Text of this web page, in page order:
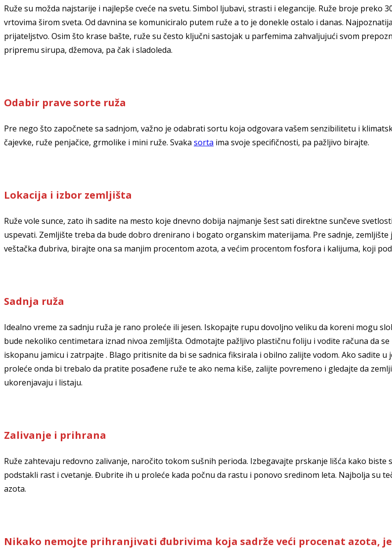
Ruže su možda najstarije i najlepše cveće na svetu. Simbol ljubavi, strasti i elegancije. Ruže broje
vrtovima širom sveta. Od davnina se komuniciralo putem ruže a to je donekle ostalo i danas.
prijateljstvo. Osim što krase bašte, ruže su često ključni sastojak u parfemima zahvaljujući svom
pripremu sirupa, džemova, pa čak i sladoleda.
Odabir prave sorte ruža
Pre nego što započnete sa sadnjom, važno je odabrati sortu koja odgovara vašem senzibilitetu i
čajevke, ruže penjačice, grmolike i mini ruže. Svaka sorta ima svoje specifičnosti, pa pažljivo birajte.
Lokacija i izbor zemljišta
Ruže vole sunce, zato ih sadite na mesto koje dnevno dobija najmanje šest sati direktne sunčeve
uspevati. Zemljište treba da bude dobro drenirano i bogato organskim materijama. Pre sadnje,
veštačka đubriva, birajte ona sa manjim procentom azota, a većim procentom fosfora i kalijuma, koji
Sadnja ruža
Idealno vreme za sadnju ruža je rano proleće ili jesen. Iskopajte rupu dovoljno veliku da koreni mogu
bude nekoliko centimetara iznad nivoa zemljišta. Odmotajte pažljivo plastičnu foliju i vodite računa da
iskopanu jamicu i zatrpajte . Blago pritisnite da bi se sadnica fiksirala i obilno zalijte vodom. Ako sadite
proleće onda bi trebalo da pratite posađene ruže te ako nema kiše, zalijte povremeno i gledajte da
ukorenjavaju i listaju.
Zalivanje i prihrana
Ruže zahtevaju redovno zalivanje, naročito tokom sušnih perioda. Izbegavajte prskanje lišća kako
podstakli rast i cvetanje. Đubrite ih u proleće kada počnu da rastu i ponovo sredinom leta. Najbolja su
azota.
Nikako nemojte prihranjivati đubrivima koja sadrže veći procenat azota,